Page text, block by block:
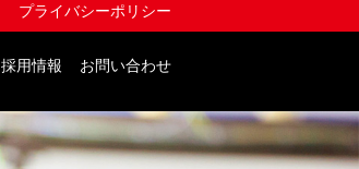
採用情報 お問い合わせ
プライバシーポリシー